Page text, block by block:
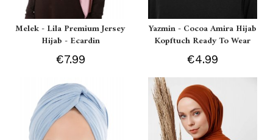
Melek - Lila Premium Jersey
Hijab - Ecardin
€7.99
Yazmin - Cocoa Amira Hijab
Kopftuch Ready To Wear
€4.99